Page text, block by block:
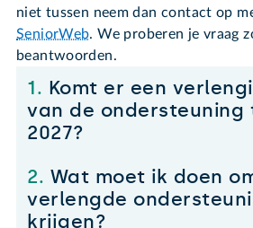
niet tussen neem dan contact op
SeniorWeb. We proberen je vraag
beantwoorden.
1. Komt er een
van de ondersteuning
2027?
2. Wat moet ik doen
verlengde
krijgen?